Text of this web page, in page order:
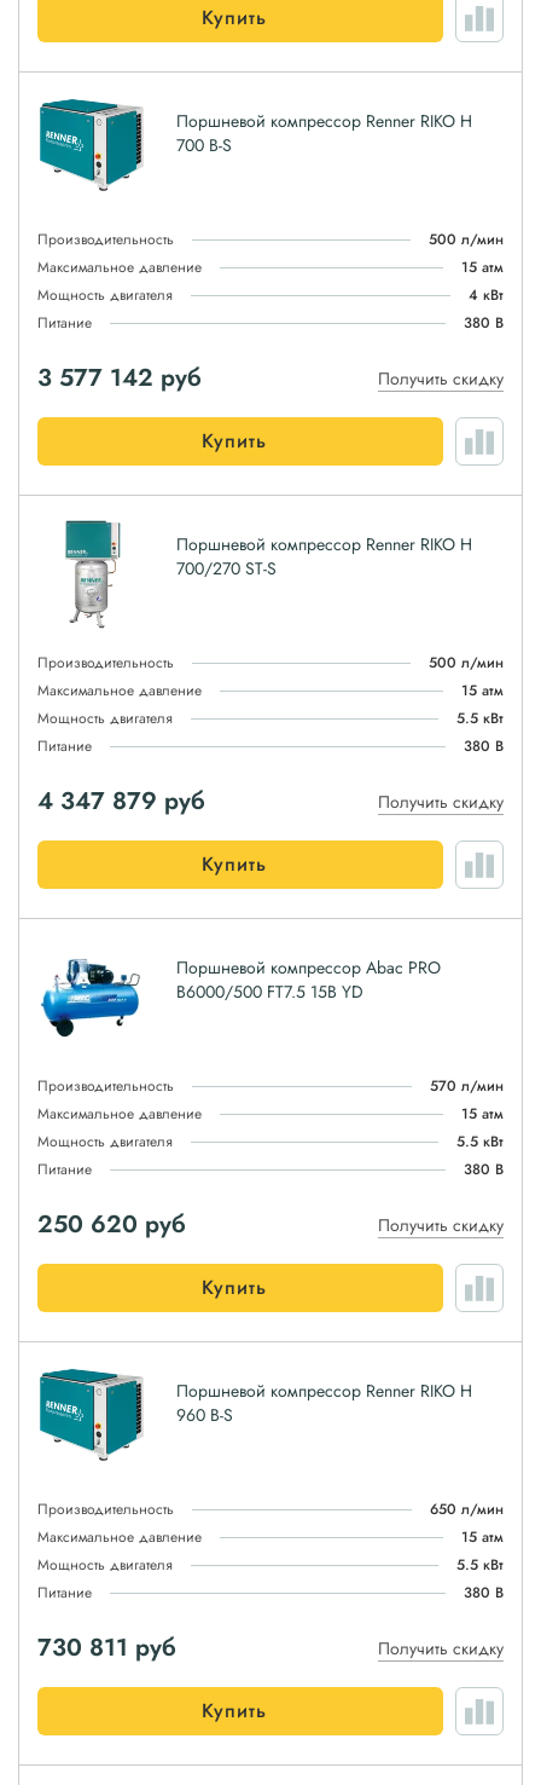
Купить
Поршневой компрессор Renner RIKO H
700 B-S
Производительность
500 л/мин
Максимальное давление
15 атм
Мощность двигателя
4 кВт
Питание
380 В
3 577 142 руб Получить скидку
Купить
Поршневой компрессор Renner RIKO H
700/270 ST-S
Производительность
500 л/мин
Максимальное давление
15 атм
Мощность двигателя
5.5 кВт
Питание
380 В
4 347 879 руб Получить скидку
Купить
Поршневой компрессор Abac PRO
B6000/500 FT7.5 15B YD
Производительность
570 л/мин
Максимальное давление
15 атм
Мощность двигателя
5.5 кВт
Питание
380 В
250 620 руб Получить скидку
Купить
Поршневой компрессор Renner RIKO H
960 B-S
Производительность
650 л/мин
Максимальное давление
15 атм
Мощность двигателя
5.5 кВт
Питание
380 В
730 811 руб Получить скидку
Купить